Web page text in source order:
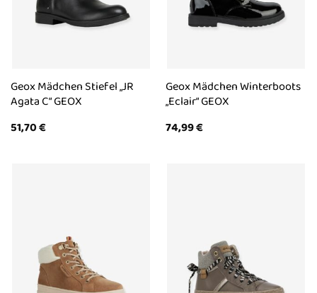
Geox Mädchen Stiefel „JR
Agata C“ GEOX
51,70€
Geox Mädchen Winterboots
„Eclair“ GEOX
74,99€